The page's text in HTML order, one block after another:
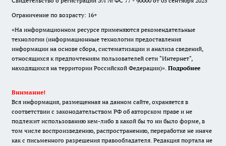
Ограничение по возрасту: 16+
«На информационном ресурсе применяются рекомендательные
технологии (информационные технологии предоставления
информации на основе сбора, систематизации и анализа сведений,
относящихся к предпочтениям пользователей сети "Интернет",
находящихся на территории Российской Федерации)». Подробнее
Внимание!
Вся информация, размещенная на данном сайте, охраняется в
соответствии с законодательством РФ об авторском праве и не
подлежит использованию кем-либо в какой бы то ни было форме, в
том числе воспроизведению, распространению, переработке не иначе
как с письменного разрешения правообладателя. Редакция портала не